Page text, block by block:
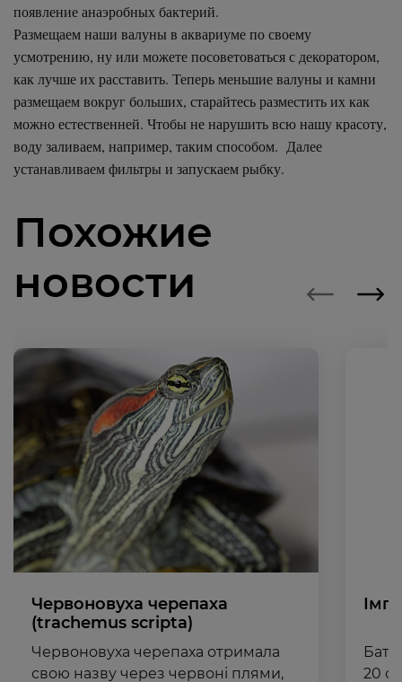
появление анаэробных бактерий.
Размещаем наши валуны в аквариуме по своему
усмотрению, ну или можете посоветоваться с декоратором,
как лучше их расставить. Теперь меньшие валуны и камни
размещаем вокруг больших, старайтесь разместить их как
можно естественней. Чтобы не нарушить всю нашу красоту,
воду заливаем, например, таким способом. Далее
устанавливаем фильтры и запускаем рыбку.
Похожие
новости
Червоновуха черепаха
(trachemus scripta)
Червоновуха черепаха отримала
свою назву через червоні плями,
20